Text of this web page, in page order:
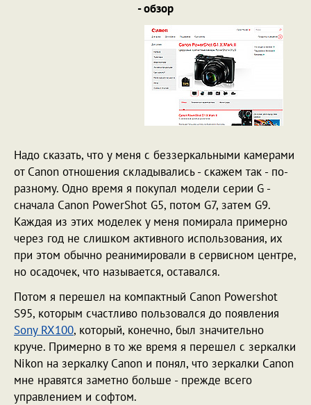
- обзор
Надо сказать, что у меня с беззеркальными камерами
от Canon отношения складывались - скажем так - по-
разному. Одно время я покупал модели серии G -
сначала Canon PowerShot G5, потом G7, затем G9.
Каждая из этих моделек у меня помирала примерно
через год не слишком активного использования, их
при этом обычно реанимировали в сервисном центре,
но осадочек, что называется, оставался.
Потом я перешел на компактный Canon Powershot
S95, которым счастливо пользовался до появления
Sony RX100, который, конечно, был значительно
круче. Примерно в то же время я перешел с зеркалки
Nikon на зеркалку Canon и понял, что зеркалки Canon
мне нравятся заметно больше - прежде всего
управлением и софтом.